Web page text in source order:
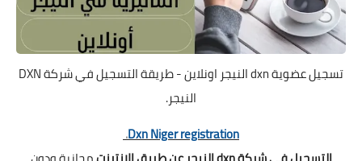
تسجيل عضوية dxn النيجر اونلاين - طريقة التسجيل في شركة DXN
النيجر.
Dxn Niger registration
.